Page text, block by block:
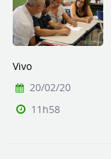
Vivo
20/02/20
11h58